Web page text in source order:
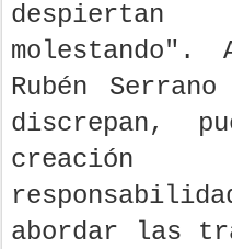
despiertan
molestando".
Rubén
discrepan,
abordar las